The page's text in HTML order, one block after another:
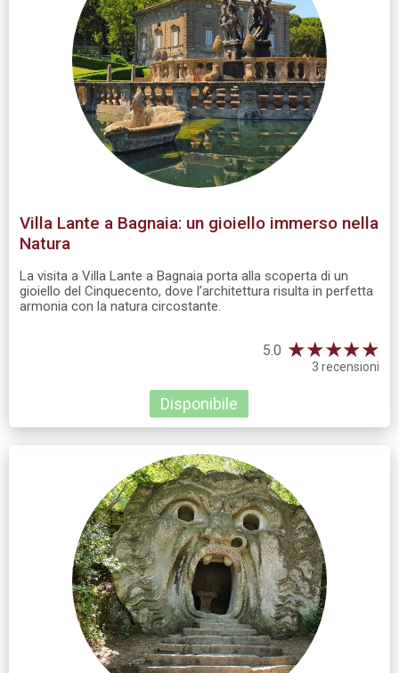
Villa Lante a Bagnaia: un gioiello immerso nella
Natura
La visita a Villa Lante a Bagnaia porta alla scoperta di un
gioiello del Cinquecento, dove l’architettura risulta in perfetta
armonia con la natura circostante.
5.0 ★★★★★
3 recensioni
Disponibile